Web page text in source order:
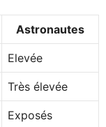
Astronautes
Elevée
Très élevée
Exposés